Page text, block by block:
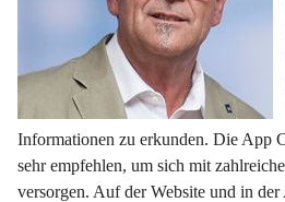
Informationen zu erkunden. Die App
sehr empfehlen, um sich mit
versorgen. Auf der Website und in der